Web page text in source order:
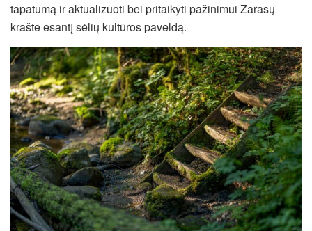
tapatumą ir aktualizuoti bei pritaikyti pažinimui Zarasų
krašte esantį sėlių kultūros paveldą.